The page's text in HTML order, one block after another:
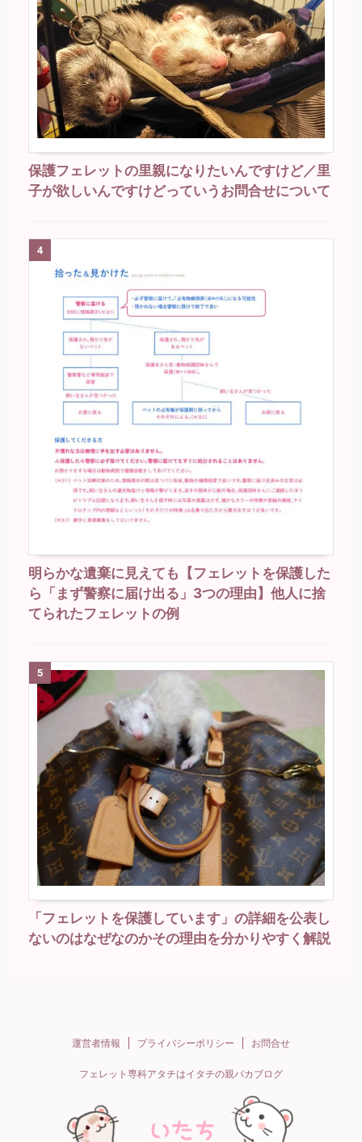
保護フェレットの里親になりたいんですけど／里
子が欲しいんですけどっていうお問合せについて
4
明らかな遺棄に見えても【フェレットを保護した
ら「まず警察に届け出る」3つの理由】他人に捨
てられたフェレットの例
5
「フェレットを保護しています」の詳細を公表し
ないのはなぜなのかその理由を分かりやすく解説
運営者情報 プライバシーポリシー お問合せ
フェレット専科アタチはイタチの親バカブログ